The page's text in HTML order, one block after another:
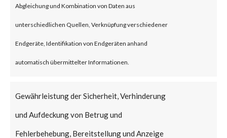
Abgleichung und Kombination von Daten aus
unterschiedlichen Quellen, Verknüpfung verschiedener
Endgeräte, Identifikation von Endgeräten anhand
automatisch übermittelter Informationen.
Gewährleistung der Sicherheit, Verhinderung
und Aufdeckung von Betrug und
Fehlerbehebung, Bereitstellung und Anzeige
authentication, authorization
and auditing (AAA) virtual
server. The advisory also states
that Citrix managed servers are
is required.